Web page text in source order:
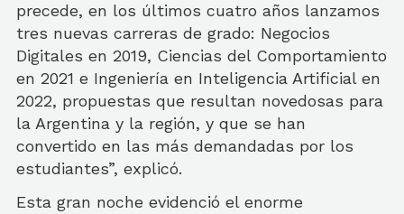
precede, en los últimos cuatro años lanzamos
tres nuevas carreras de grado: Negocios
Digitales en 2019, Ciencias del Comportamiento
en 2021 e Ingeniería en Inteligencia Artificial en
2022, propuestas que resultan novedosas para
la Argentina y la región, y que se han
convertido en las más demandadas por los
estudiantes”, explicó.
Esta gran noche evidenció el enorme